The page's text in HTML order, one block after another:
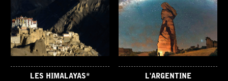
LES HIMALAYAS* L'ARGENTINE